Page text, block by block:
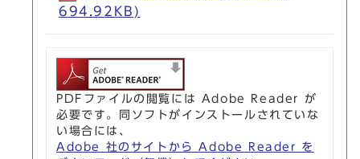
694.92KB)
PDFファイルの閲覧には Adobe Reader が
必要です。同ソフトがインストールされていな
い場合には、
Adobe 社のサイトから Adobe Reader を